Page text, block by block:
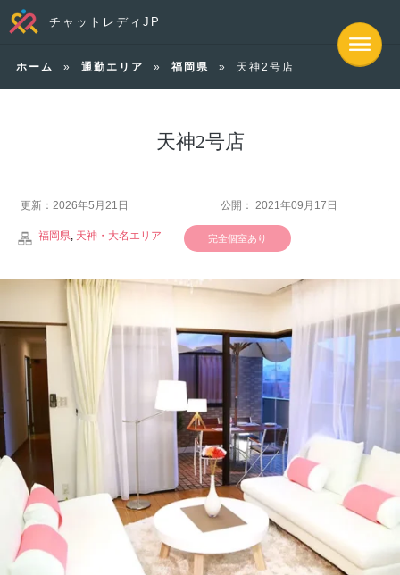
チャットレディJP
ホーム » 通勤エリア » 福岡県 » 天神2号店
天神2号店
更新：2026年5月21日 公開： 2021年09月17日
福岡県, 天神・大名エリア 完全個室あり